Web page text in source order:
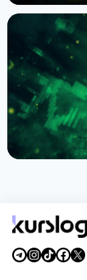
НОВИНА
BNY Mellon
клієнтів
4 серпня 2026 р.
JPMorgan
4 серпня 2026 р.5